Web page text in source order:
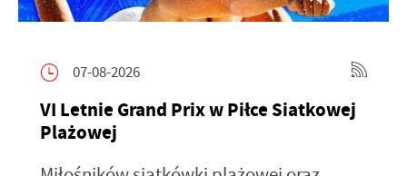
07-08-2026
VI Letnie Grand Prix w Piłce Siatkowej
Plażowej